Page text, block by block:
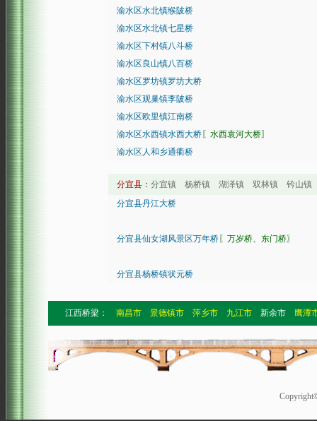
渝水区水北镇缑陂桥
渝水区水北镇七星桥
渝水区下村镇八斗桥
渝水区良山镇八百桥
渝水区罗坊镇罗坊大桥
渝水区观巢镇李陂桥
渝水区欧里镇江南桥
渝水区水西镇水西大桥 〖水西袁河大桥〗
渝水区人和乡通衢桥
分宜县： 分宜镇 杨桥镇 湖泽镇 双林镇 钤山
分宜县丹江大桥
分宜县仙女湖风景区万年桥 〖万岁桥、东门桥〗
分宜县杨桥镇状元桥
江西桥梁： 南昌市 景德镇市 萍乡市 九江市 新余市 鹰潭